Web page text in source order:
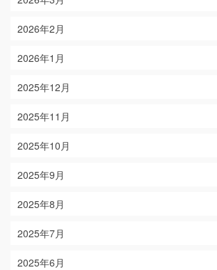
2026年2月
2026年1月
2025年12月
2025年11月
2025年10月
2025年9月
2025年8月
2025年7月
2025年6月